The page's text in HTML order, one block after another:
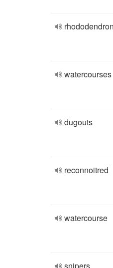
rhododendron
watercourses
dugouts
reconnoitred
watercourse